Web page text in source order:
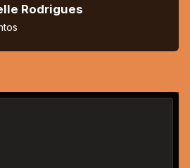
Rodrigues